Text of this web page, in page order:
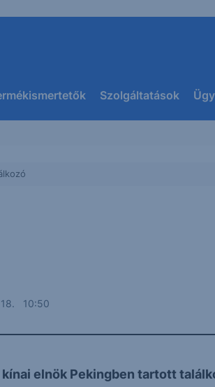
Szolgáltatások
18. 10:50
elnök Pekingben tartott